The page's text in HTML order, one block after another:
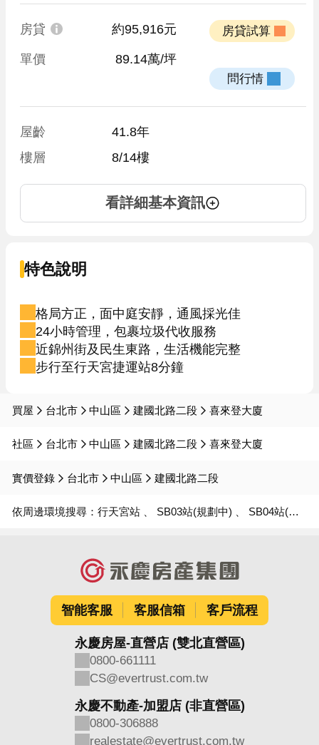
房貸 約95,916元
單價 89.14萬/坪
屋齡
41.8年
樓層
8/14樓
看詳細基本資訊
特色說明
格局方正，面中庭安靜，通風採光佳
24小時管理，包裹垃圾代收服務
近錦州街及民生東路，生活機能完整
步行至行天宮捷運站8分鐘
買屋 台北市 中山區 建國北路二段 喜來登大廈
社區 台北市 中山區 建國北路二段 喜來登大廈
實價登錄 台北市 中山區 建國北路二段
依周邊環境搜尋： 行天宮站 SB03站(規劃中) SB04站(規劃中)
智能客服 客服信箱 客戶流程
永慶房屋-直營店 (雙北直營區)
0800-661111
CS@evertrust.com.tw
永慶不動產-加盟店 (非直營區)
0800-306888
realestate@evertrust.com.tw